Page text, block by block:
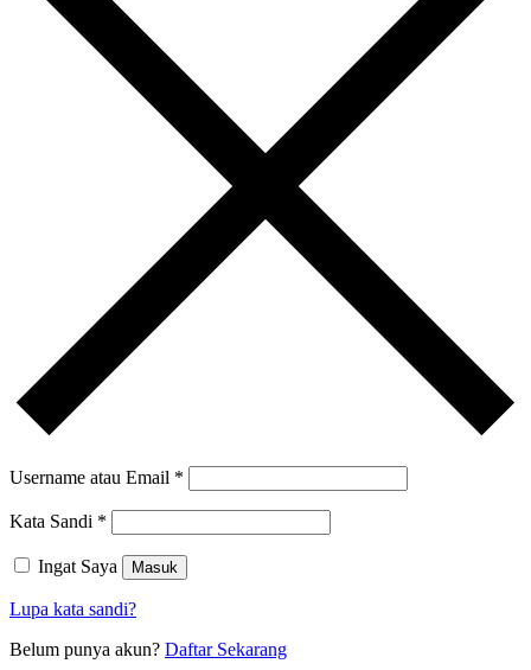
Username atau Email *
Kata Sandi *
Ingat Saya Masuk
Lupa kata sandi?
Belum punya akun? Daftar Sekarang